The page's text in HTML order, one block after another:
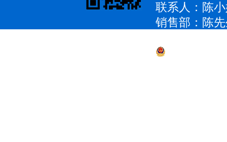
联系人：陈
销售部：陈